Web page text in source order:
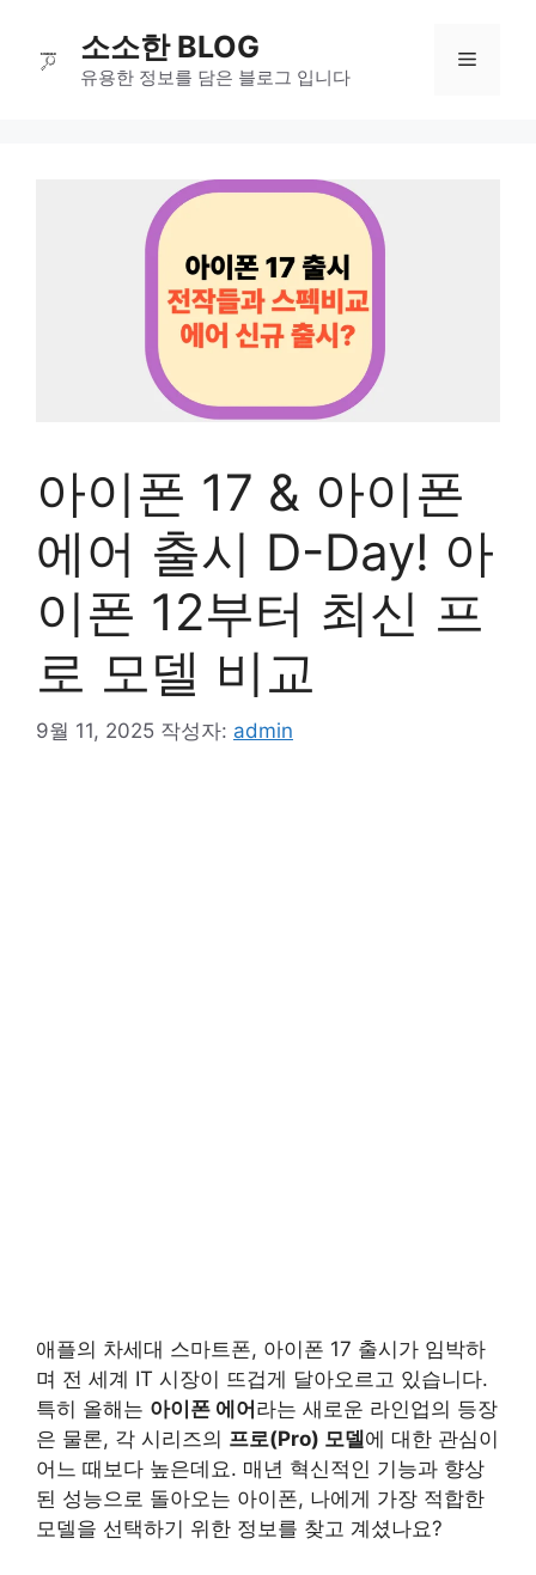
소소한 BLOG
유용한 정보를 담은 블로그 입니다
메
아이폰 17 & 아이폰
에어 출시 D-Day! 아
이폰 12부터 최신 프
로 모델 비교
9월 11, 2025 작성자: admin
애플의 차세대 스마트폰, 아이폰 17 출시가 임박하
며 전 세계 IT 시장이 뜨겁게 달아오르고 있습니다.
특히 올해는 아이폰 에어라는 새로운 라인업의 등장
은 물론, 각 시리즈의 프로(Pro) 모델에 대한 관심이
어느 때보다 높은데요. 매년 혁신적인 기능과 향상
된 성능으로 돌아오는 아이폰, 나에게 가장 적합한
모델을 선택하기 위한 정보를 찾고 계셨나요?